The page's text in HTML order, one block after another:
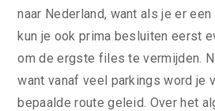
naar Nederland, want als je er
kun je ook prima besluiten eerst
om de ergste files te vermijden.
want vanaf veel parkings word je
bepaalde route geleid. Over het